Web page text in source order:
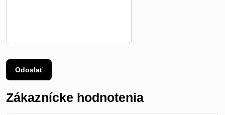
Odoslať
Zákaznícke hodnotenia